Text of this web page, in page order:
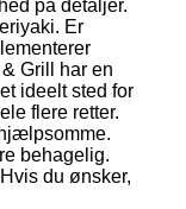
på detaljer.
Er
Grill har en
ideelt sted for
flere retter.
behagelig.
du ønsker,